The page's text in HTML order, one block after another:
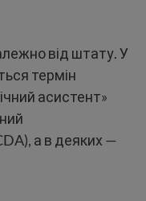
від штату. У
термін
асистент»
а в деяких —